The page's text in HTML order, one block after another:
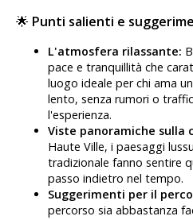
🌟 Punti salienti e
L'atmosfera rilassante:
pace e tranquillità che
luogo ideale per chi ama
lento, senza rumori o
l'esperienza.
Viste panoramiche sulla
Haute Ville, i paesaggi
tradizionale fanno sentire
passo indietro nel tempo.
Suggerimenti per il
percorso sia abbastanza